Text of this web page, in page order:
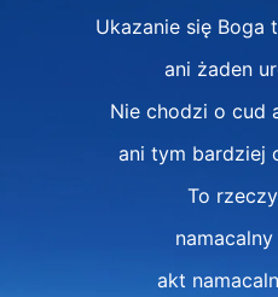
Ukazanie się Boga
ani żaden
Nie chodzi o cud
ani tym bardziej
To
akt